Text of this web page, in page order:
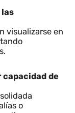
de pilotaje
maniobras
visualizarse